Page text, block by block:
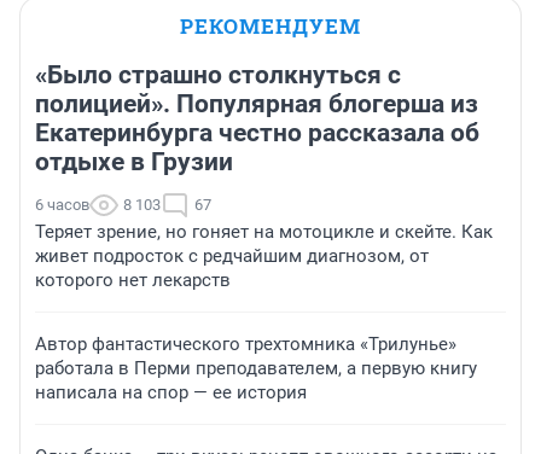
РЕКОМЕНДУЕМ
«Было страшно столкнуться с
полицией». Популярная блогерша из
Екатеринбурга честно рассказала об
отдыхе в Грузии
6 часов 8 103 67
Теряет зрение, но гоняет на мотоцикле и скейте. Как
живет подросток с редчайшим диагнозом, от
которого нет лекарств
Автор фантастического трехтомника «Трилунье»
работала в Перми преподавателем, а первую книгу
написала на спор — ее история